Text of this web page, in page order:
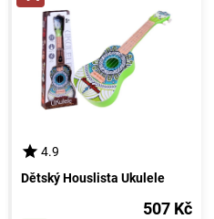
4.9
Dětský Houslista Ukulele
507 Kč